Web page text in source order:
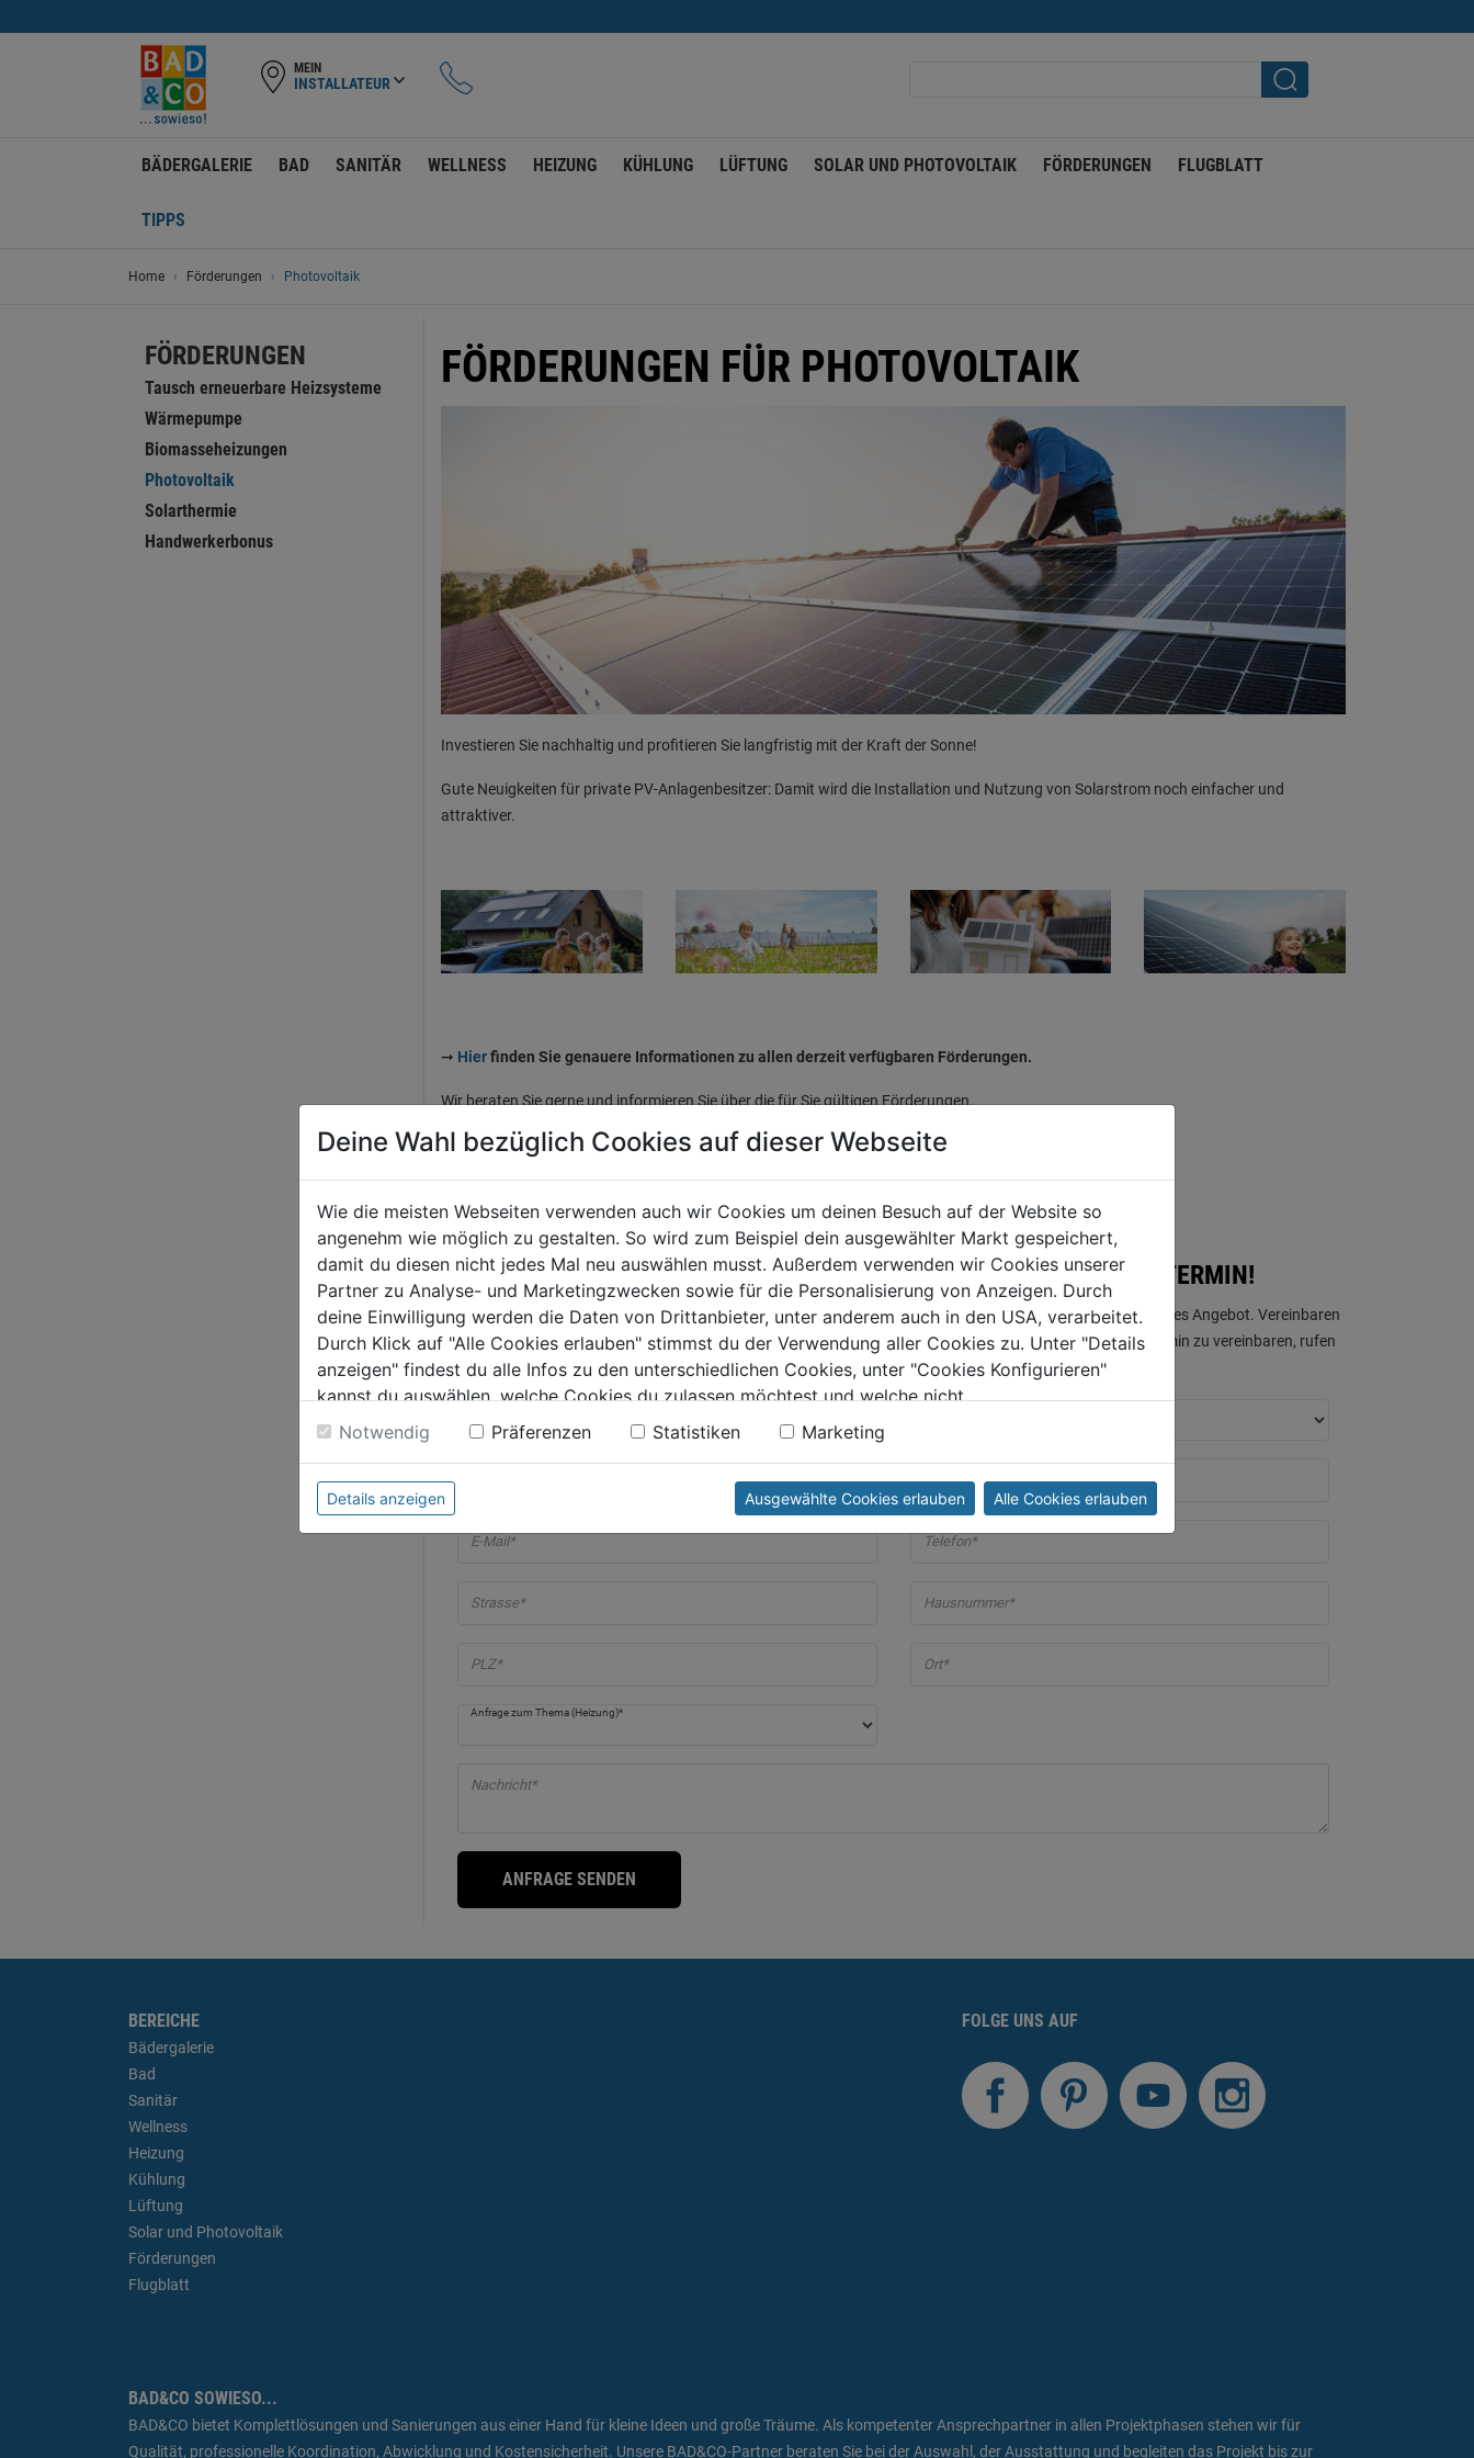
MEIN
INSTALLATEUR
BÄDERGALERIE BAD SANITÄR WELLNESS HEIZUNG KÜHLUNG LÜFTUNG SOLAR UND PHOTOVOLTAIK FÖRDERUNGEN FLUGBLATT
TIPPS
Home Förderungen Photovoltaik
FÖRDERUNGEN
Tausch erneuerbare Heizsysteme
Wärmepumpe
Biomasseheizungen
Photovoltaik
Solarthermie
Handwerkerbonus
FÖRDERUNGEN FÜR PHOTOVOLTAIK
Investieren Sie nachhaltig und profitieren Sie langfristig mit der Kraft der Sonne!
Gute Neuigkeiten für private PV-Anlagenbesitzer: Damit wird die Installation und Nutzung von Solarstrom noch einfacher und
attraktiver.
➞ Hierfinden Sie genauere Informationen zu allen derzeit verfügbaren Förderungen.
Wir beraten Sie gerne und informieren Sie über die für Sie gültigen Förderungen.
Stand: Jänner 2026
VEREINBAREN SIE NOCH HEUTE IHREN KOSTENLOSEN BERATUNGSTERMIN!
Wir beraten Sie gerne über die für Ihr Projekt mögliche Förderungen und erstellen ein für Sie maßgeschneidertes Angebot. Vereinbaren
Sie einen persönlichen kostenlosen Beratungstermin bei einem unserer Experten von BAD&CO. Um einen Termin zu vereinbaren, rufen
Sie uns an oder füllen Sie ganz unverbindlich das Kontaktformular aus:
Nachname*
E-Mail* Telefon*
Strasse* Hausnummer*
PLZ* Ort*
Anfrage zum Thema (Heizung)*
Nachricht*
ANFRAGE SENDEN
BEREICHE
Bädergalerie
Bad
Sanitär
Wellness
Heizung
Kühlung
Lüftung
Solar und Photovoltaik
Förderungen
Flugblatt
FOLGE UNS AUF
BAD&CO SOWIESO...
BAD&CO bietet Komplettlösungen und Sanierungen aus einer Hand für kleine Ideen und große Träume. Als kompetenter Ansprechpartner in allen Projektphasen stehen wir für
Qualität, professionelle Koordination, Abwicklung und Kostensicherheit. Unsere BAD&CO-Partner beraten Sie bei der Auswahl, der Ausstattung und begleiten das Projekt bis zur
Deine Wahl bezüglich Cookies auf dieser Webseite
Wie die meisten Webseiten verwenden auch wir Cookies um deinen Besuch auf der Website so
angenehm wie möglich zu gestalten. So wird zum Beispiel dein ausgewählter Markt gespeichert,
damit du diesen nicht jedes Mal neu auswählen musst. Außerdem verwenden wir Cookies unserer
Partner zu Analyse- und Marketingzwecken sowie für die Personalisierung von Anzeigen. Durch
deine Einwilligung werden die Daten von Drittanbieter, unter anderem auch in den USA, verarbeitet.
Durch Klick auf "Alle Cookies erlauben" stimmst du der Verwendung aller Cookies zu. Unter "Details
anzeigen" findest du alle Infos zu den unterschiedlichen Cookies, unter "Cookies Konfigurieren"
kannst du auswählen, welche Cookies du zulassen möchtest und welche nicht.
Weitere Informationen findest du in unserer Datenschutzerklärung
Notwendig Präferenzen Statistiken Marketing
Details anzeigen Ausgewählte Cookies erlauben Alle Cookies erlauben